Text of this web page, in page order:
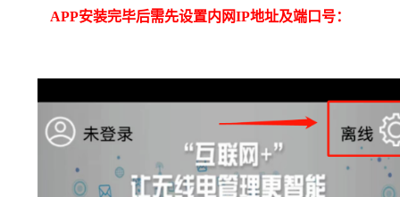
APP安装完毕后需先设置内网IP地址及端口号：